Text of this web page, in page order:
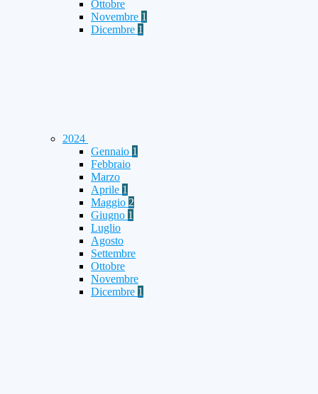
Ottobre
Novembre 1
Dicembre 1
2024
Gennaio 1
Febbraio
Marzo
Aprile 1
Maggio 2
Giugno 1
Luglio
Agosto
Settembre
Ottobre
Novembre
Dicembre 1